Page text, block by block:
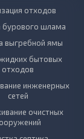
отходов
бурового шлама
выгребной ямы
бытовых
отходов
инженерных
сетей
очистных